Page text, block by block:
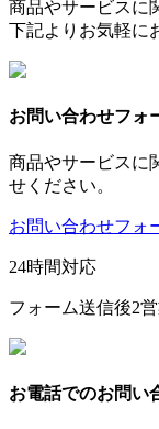
商品やサービスに
下記よりお気軽に
お問い合わせフォ
商品やサービスに
せください。
お問い合わせフォ
24時間対応
フォーム送信後2
お電話でのお問い